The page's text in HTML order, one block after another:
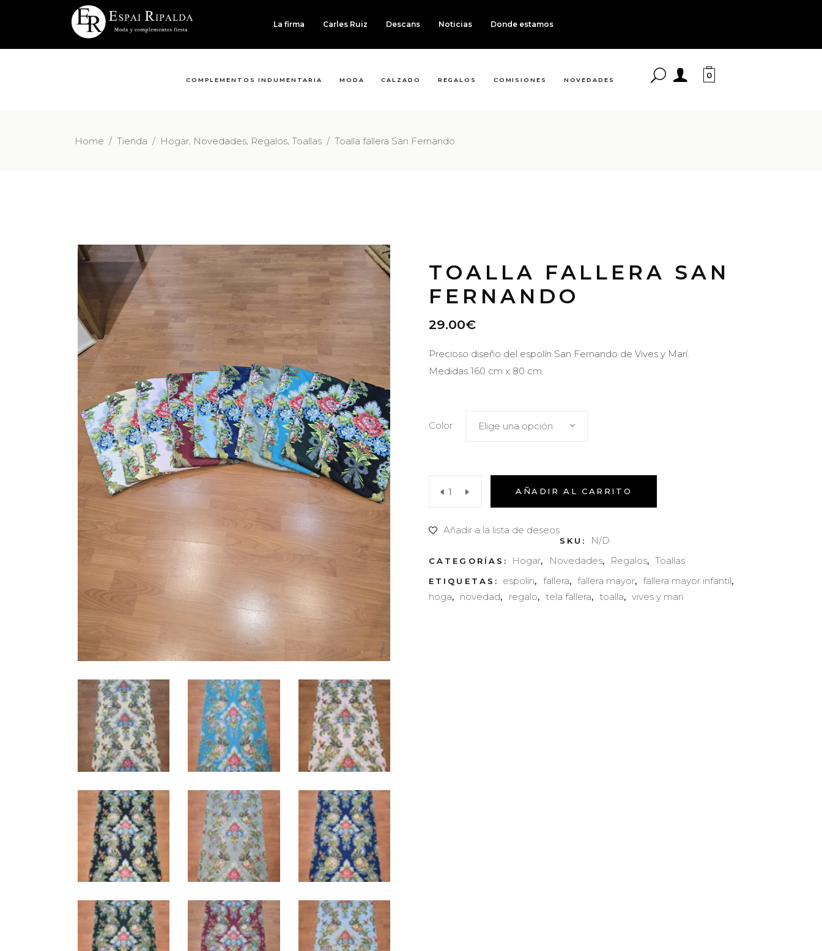
La firma Carles Ruiz Descans Noticias Donde estamos
COMPLEMENTOS INDUMENTARIA MODA CALZADO REGALOS COMISIONES NOVEDADES 0
Home / Tienda / Hogar Novedades Regalos Toallas / Toalla fallera San Fernando
TOALLA FALLERA SAN
FERNANDO
29.00€
Precioso diseño del espolín San Fernando de Vives y Marí.
Medidas 160 cm x 80 cm.
Color Elige una opción
Toalla
fallera
San
Fernando
AÑADIR AL CARRITO
Añadir a la lista de deseos
SKU: N/D
CATEGORÍAS: Hogar, Novedades, Regalos,Toallas
ETIQUETAS: espolin, fallera, fallera mayor,fallera mayor infantil,
hoga, novedad, regalo, tela fallera, toalla,vives y mari